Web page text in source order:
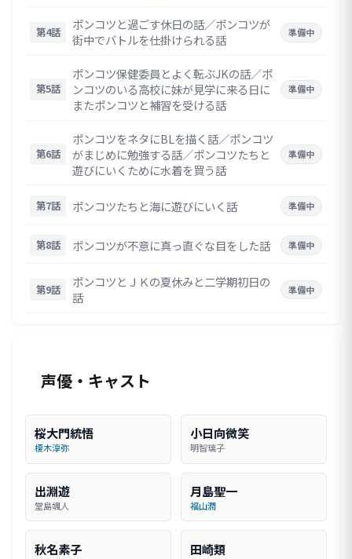
第4話
ポンコツと過ごす休日の話／ポンコツが
街中でバトルを仕掛けられる話
準備中
第5話
ポンコツ保健委員とよく転ぶJKの話／ポ
ンコツのいる高校に妹が見学に来る日に
またポンコツと補習を受ける話
準備中
第6話
ポンコツをネタにBLを描く話／ポンコツ
がまじめに勉強する話／ポンコツたちと
遊びにいくために水着を買う話
準備中
第7話 ポンコツたちと海に遊びにいく話 準備中
第8話 ポンコツが不意に真っ直ぐな目をした話 準備中
第9話
ポンコツとＪＫの夏休みと二学期初日の
話
準備中
声優・キャスト
桜大門統悟
榎木淳弥
小日向微笑
明智璃子
出淵遊
堂島颯人
月島聖一
福山潤
秋名素子 田崎類